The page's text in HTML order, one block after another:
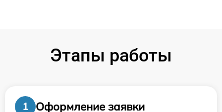
Этапы работы
1
Оформление заявки